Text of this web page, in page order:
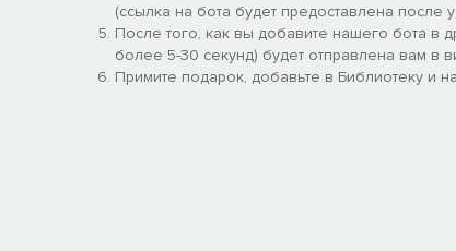
Путешествуйте по разным биомам с
пещер и кристальные подземелья Сияющей
раскройте тайны пещерников. Постройте
(ссылка на бота будет предоставлена после
После того, как вы добавите нашего бота в
более 5-30 секунд) будет отправлена вам в
Примите подарок, добавьте в Библиотеку и